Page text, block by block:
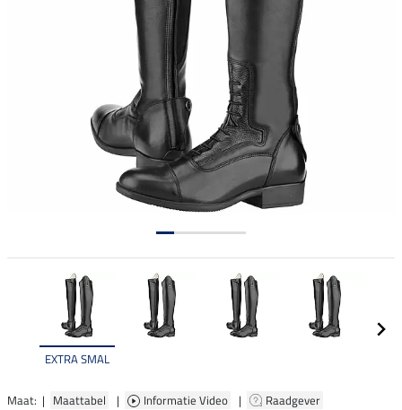
EXTRA SMAL
Maat: | Maattabel | Informatie Video | Raadgever